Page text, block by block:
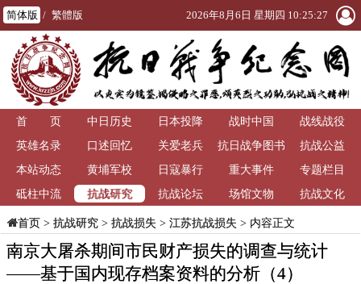
简体版 / 繁體版 2026年8月6日 星期四 10:25:27
首 页 中日历史 日本投降 战时中国
战线战役
英雄名录
口述回忆 关爱老兵
抗日战争图书
馆
抗战公益
本站动态
黄埔军校 日寇暴行 重大事件
专题栏目
砥柱中流
抗战研究 抗战论坛 场馆文物 抗战文化
首页> 抗战研究> 抗战损失 > 江苏抗战损失 > 内容正文
南京大屠杀期间市民财产损失的调查与统计
——基于国内现存档案资料的分析（4）